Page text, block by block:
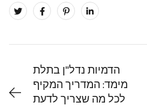
הדמיות נדל"ן בתלת
מימד: המדריך המקיף
לכל מה שצריך לדעת